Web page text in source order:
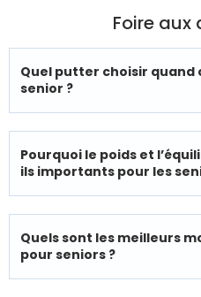
Foire aux
Quel putter choisir quand
senior ?
Pourquoi le poids et
ils importants pour les
Quels sont les meilleurs
pour seniors ?